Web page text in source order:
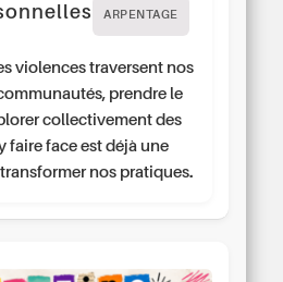
ARPENTAGE
violences traversent nos
prendre le
collectivement des
faire face est déjà une
nos pratiques.